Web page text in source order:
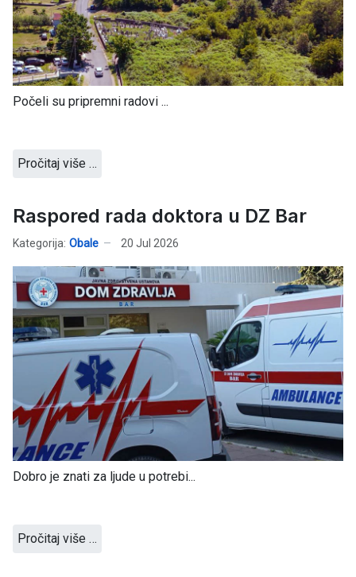
Počeli su pripremni radovi ...
Pročitaj više …
Raspored rada doktora u DZ Bar
Kategorija: Obale 20 Jul 2026
Dobro je znati za ljude u potrebi...
Pročitaj više …